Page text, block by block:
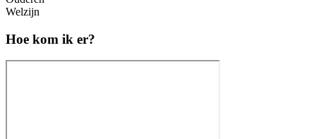
Welzijn
Hoe kom ik er?